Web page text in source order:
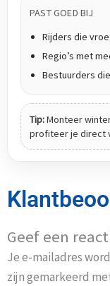
PAST GOED BIJ
Rijders die
Regio’s met
Bestuurders
Tip:Monteer
profiteer je direct
Geef een
Je e-mailadres
zijn gemarkeerd